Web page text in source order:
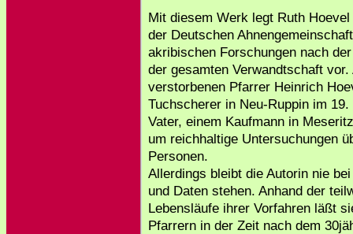
Mit diesem Werk legt Ruth
der Deutschen
akribischen Forschungen nach
der gesamten Verwandtschaft
verstorbenen Pfarrer Heinrich
Tuchscherer in Neu-Ruppin im
Vater, einem Kaufmann in
um reichhaltige Untersuchungen
Personen.
Allerdings bleibt die Autorin nie
und Daten stehen. Anhand der
Lebensläufe ihrer Vorfahren läßt
Pfarrern in der Zeit nach dem